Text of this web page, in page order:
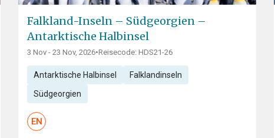
Falkland-Inseln – Südgeorgien –
Antarktische Halbinsel
3 Nov - 23 Nov, 2026•Reisecode: HDS21-26
Antarktische Halbinsel Falklandinseln
Südgeorgien
EN